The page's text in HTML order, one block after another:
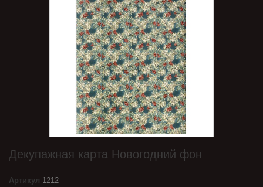
Декупажная карта Новогодний фон
Артикул 1212